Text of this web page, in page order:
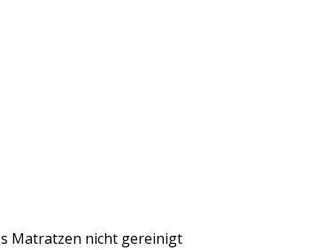
Matratzen nicht gereinigt